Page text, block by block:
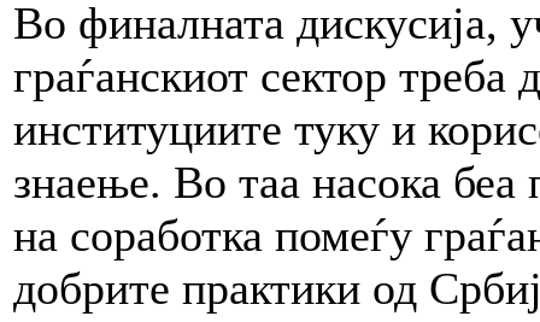
Во финалната дискусија,
граѓанскиот сектор треба
институциите туку и
знаење. Во таа насока
на соработка помеѓу
добрите практики од